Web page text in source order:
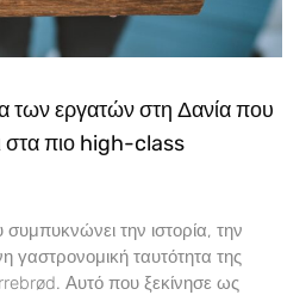
εργατών στη Δανία που
στα πιο high-class
την ιστορία, την
γαστρονομική ταυτότητα της
Αυτό που ξεκίνησε ως